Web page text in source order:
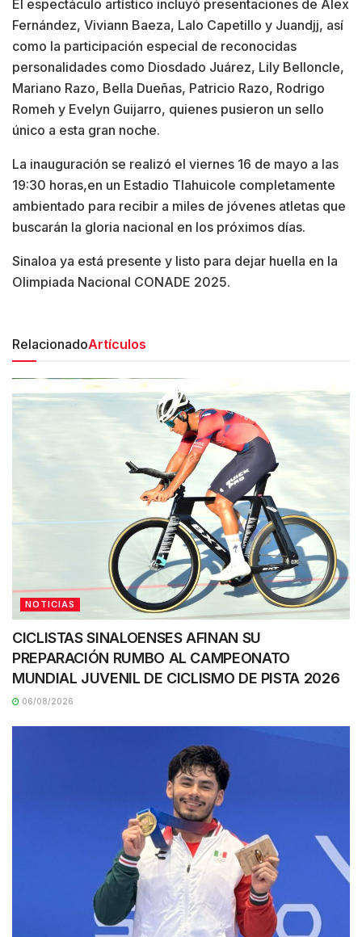
El espectáculo artístico incluyó presentaciones de Alex
Fernández, Viviann Baeza, Lalo Capetillo y Juandjj, así
como la participación especial de reconocidas
personalidades como Diosdado Juárez, Lily Belloncle,
Mariano Razo, Bella Dueñas, Patricio Razo, Rodrigo
Romeh y Evelyn Guijarro, quienes pusieron un sello
único a esta gran noche.
La inauguración se realizó el viernes 16 de mayo a las
19:30 horas,en un Estadio Tlahuicole completamente
ambientado para recibir a miles de jóvenes atletas que
buscarán la gloria nacional en los próximos días.
Sinaloa ya está presente y listo para dejar huella en la
Olimpiada Nacional CONADE 2025.
RelacionadoArtículos
NOTICIAS
CICLISTAS SINALOENSES AFINAN SU
PREPARACIÓN RUMBO AL CAMPEONATO
MUNDIAL JUVENIL DE CICLISMO DE PISTA 2026
06/08/2026